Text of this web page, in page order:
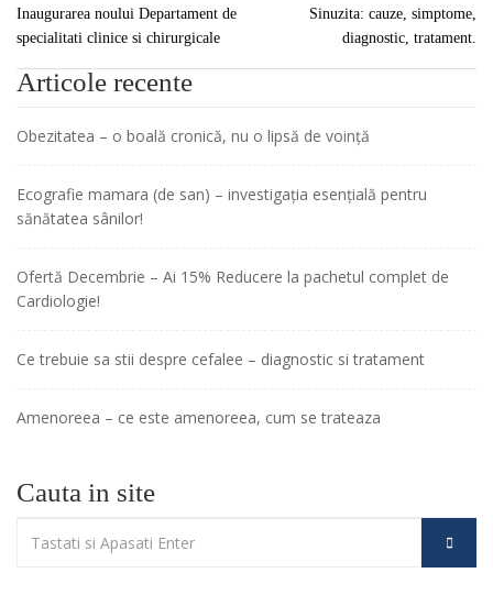
Inaugurarea noului Departament de
specialitati clinice si chirurgicale
Sinuzita: cauze, simptome,
diagnostic, tratament.
Articole recente
Obezitatea – o boală cronică, nu o lipsă de voință
Ecografie mamara (de san) – investigația esențială pentru
sănătatea sânilor!
Ofertă Decembrie – Ai 15% Reducere la pachetul complet de
Cardiologie!
Ce trebuie sa stii despre cefalee – diagnostic si tratament
Amenoreea – ce este amenoreea, cum se trateaza
Cauta in site